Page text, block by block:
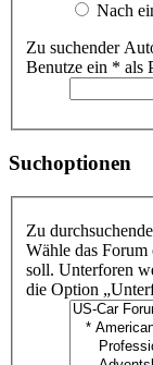
Nach
Zu suchender
Benutze ein * als
Suchoptionen
Zu
Wähle das Forum
soll. Unterforen
die Option